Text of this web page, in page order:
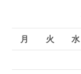
月 火 水